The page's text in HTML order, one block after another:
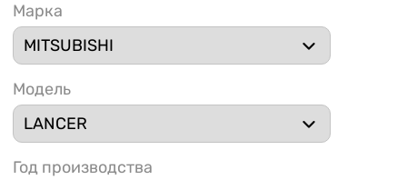
Марка
Модель
Год производства